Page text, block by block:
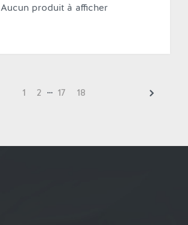
Aucun produit à afficher
1 2 … 17 18